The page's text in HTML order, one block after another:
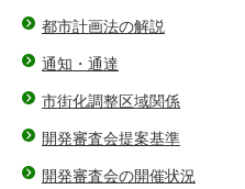
都市計画法の解説
通知・通達
市街化調整区域関係
開発審査会提案基準
開発審査会の開催状況